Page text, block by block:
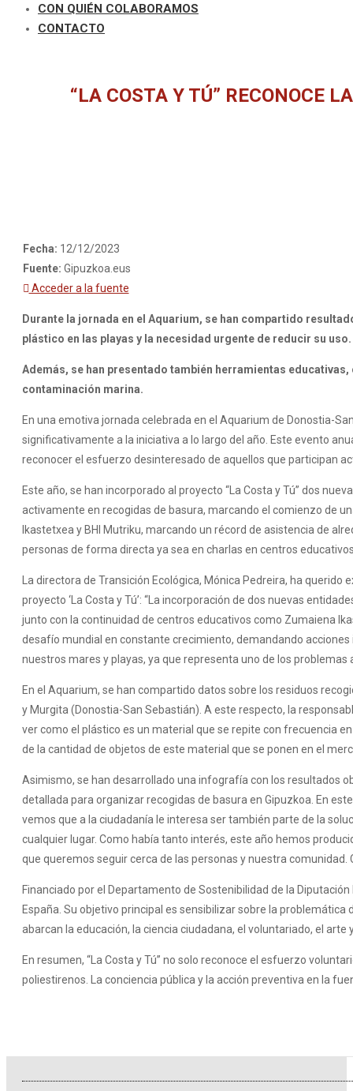
CON QUIÉN COLABORAMOS
CONTACTO
“LA COSTA Y TÚ” RECONOCE
Fecha: 12/12/2023
Fuente: Gipuzkoa.eus
Acceder a la fuente
Durante la jornada en el Aquarium, se han compartido
plástico en las playas y la necesidad urgente de reducir su uso.
Además, se han presentado también herramientas
contaminación marina.
En una emotiva jornada celebrada en el Aquarium de Donostia-
significativamente a la iniciativa a lo largo del año. Este evento
reconocer el esfuerzo desinteresado de aquellos que participan
Este año, se han incorporado al proyecto “La Costa y Tú” dos
activamente en recogidas de basura, marcando el comienzo de
Ikastetxea y BHI Mutriku, marcando un récord de asistencia de
personas de forma directa ya sea en charlas en centros
La directora de Transición Ecológica, Mónica Pedreira, ha
proyecto ‘La Costa y Tú’: “La incorporación de dos nuevas
junto con la continuidad de centros educativos como Zumaiena
desafío mundial en constante crecimiento, demandando
nuestros mares y playas, ya que representa uno de los
En el Aquarium, se han compartido datos sobre los residuos
y Murgita (Donostia-San Sebastián). A este respecto, la
ver como el plástico es un material que se repite con frecuencia
de la cantidad de objetos de este material que se ponen en el
Asimismo, se han desarrollado una infografía con los resultados
detallada para organizar recogidas de basura en Gipuzkoa. En
vemos que a la ciudadanía le interesa ser también parte de la
cualquier lugar. Como había tanto interés, este año hemos
que queremos seguir cerca de las personas y nuestra
Financiado por el Departamento de Sostenibilidad de la
España. Su objetivo principal es sensibilizar sobre la
abarcan la educación, la ciencia ciudadana, el voluntariado, el
En resumen, “La Costa y Tú” no solo reconoce el esfuerzo
poliestirenos. La conciencia pública y la acción preventiva en la